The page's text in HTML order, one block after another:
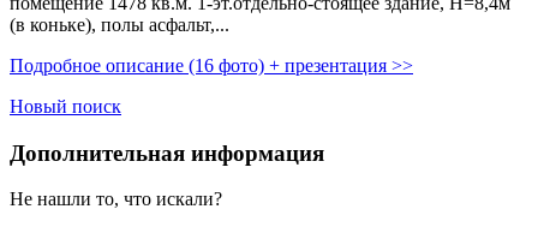
(в коньке),­ полы асфальт,­...
Подробное описание (16 фото) + презентация >>
Новый поиск
Дополнительная информация
Не нашли то, что искали?